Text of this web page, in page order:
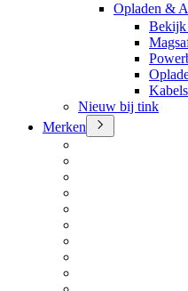
Opladen &
Bekijk
Kabels
Nieuw bij tink
Merken